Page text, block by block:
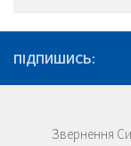
ПІДПИШИСЬ:
Звернення